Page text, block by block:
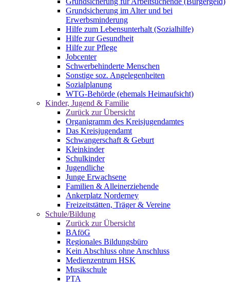
Grundsicherung im Alter und bei
Erwerbsminderung
Hilfe zum Lebensunterhalt (Sozialhilfe)
Hilfe zur Gesundheit
Hilfe zur Pflege
Jobcenter
Schwerbehinderte Menschen
Sonstige soz. Angelegenheiten
Sozialplanung
WTG-Behörde (ehemals Heimaufsicht)
Kinder, Jugend & Familie
Zurück zur Übersicht
Organigramm des Kreisjugendamtes
Das Kreisjugendamt
Schwangerschaft & Geburt
Kleinkinder
Schulkinder
Jugendliche
Junge Erwachsene
Familien & Alleinerziehende
Ankerplatz Norderney
Freizeitstätten, Träger & Vereine
Schule/Bildung
Zurück zur Übersicht
BAföG
Regionales Bildungsbüro
Kein Abschluss ohne Anschluss
Medienzentrum HSK
Musikschule
PTA